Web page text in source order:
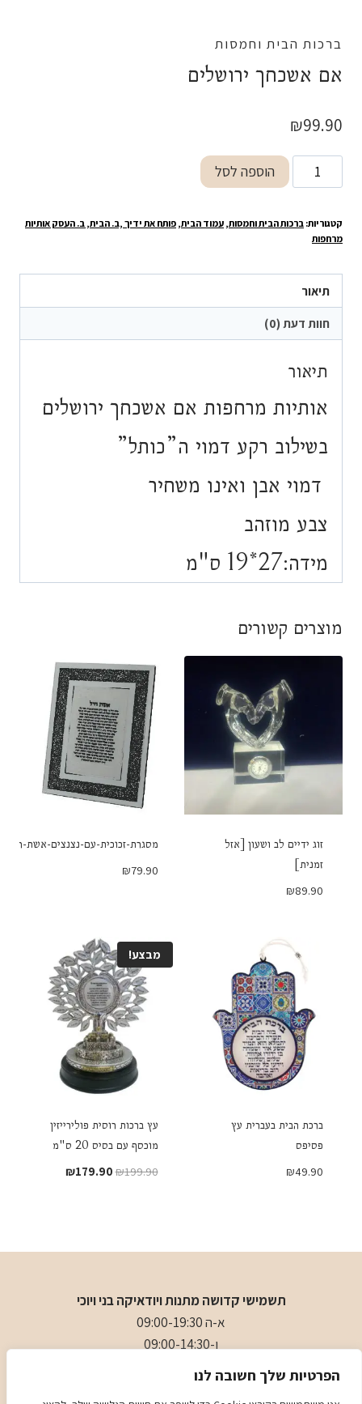
הפרטיות שלך חשובה לנו
ברכות הבית וחמסות
אם אשכחך ירושלים
₪99.90
כמות
של
אשכחך
הוספה לסל
קטגוריות: ברכות הבית וחמסות, עמוד הבית, פותח את ידיך ,ב. הבית, ב. העסק אותיות
מרחפות
תיאור
חוות דעת (0)
תיאור
אותיות מרחפות אם אשכחך ירושלים
בשילוב רקע דמוי ה”כותל”
דמוי אבן ואינו משחיר
צבע מוזהב
מידה:27*19 ס"מ
מוצרים קשורים
זוג ידיים לב ושעון [אזל
זמנית]
₪89.90
מסגרת-זכוכית-עם-נצנצים-אשת-חיל
₪79.90
ברכת הבית בעברית עץ
פסיפס
₪49.90
מבצע!
עץ ברכות רוסית פולירייזין
מוכסף עם בסיס 20 ס"מ
₪199.90
המחיר
₪179.90 המחיר
תשמישי קדושה מתנות ויודאיקה בני ויוכי
א-ה 09:00-19:30
ו-09:00-14:30
- 0509501282
: כיכר המייסדים 4 ראשון לציון (ליד הבית כנסת הגדול)